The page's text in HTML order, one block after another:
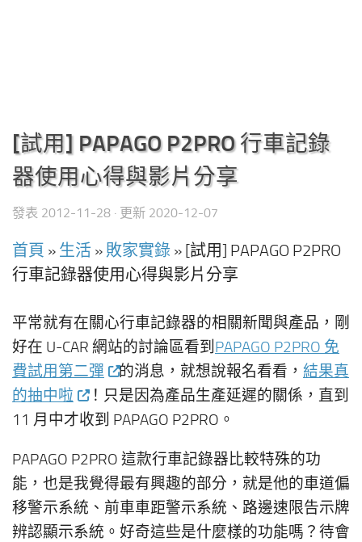
[試用] PAPAGO P2PRO 行車記錄
器使用心得與影片分享
發表 2012-11-28 · 更新 2020-12-07
首頁 » 生活 » 敗家實錄 » [試用] PAPAGO P2PRO
行車記錄器使用心得與影片分享
平常就有在關心行車記錄器的相關新聞與產品，剛
好在 U-CAR 網站的討論區看到 PAPAGO P2PRO 免
費試用第二彈
的消息，就想說報名看看， 結果真
的抽中啦
！只是因為產品生產延遲的關係，直到
11 月中才收到 PAPAGO P2PRO。
PAPAGO P2PRO 這款行車記錄器比較特殊的功
能，也是我覺得最有興趣的部分，就是他的車道偏
移警示系統、前車車距警示系統、路邊速限告示牌
辨認顯示系統。好奇這些是什麼樣的功能嗎？待會